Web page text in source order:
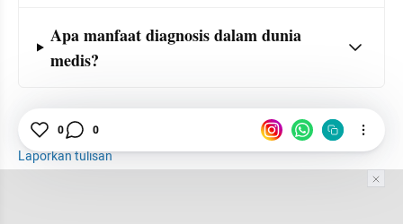
Apa manfaat diagnosis dalam dunia
medis?
Tenaga Medis
Laporkan tulisan
0 0